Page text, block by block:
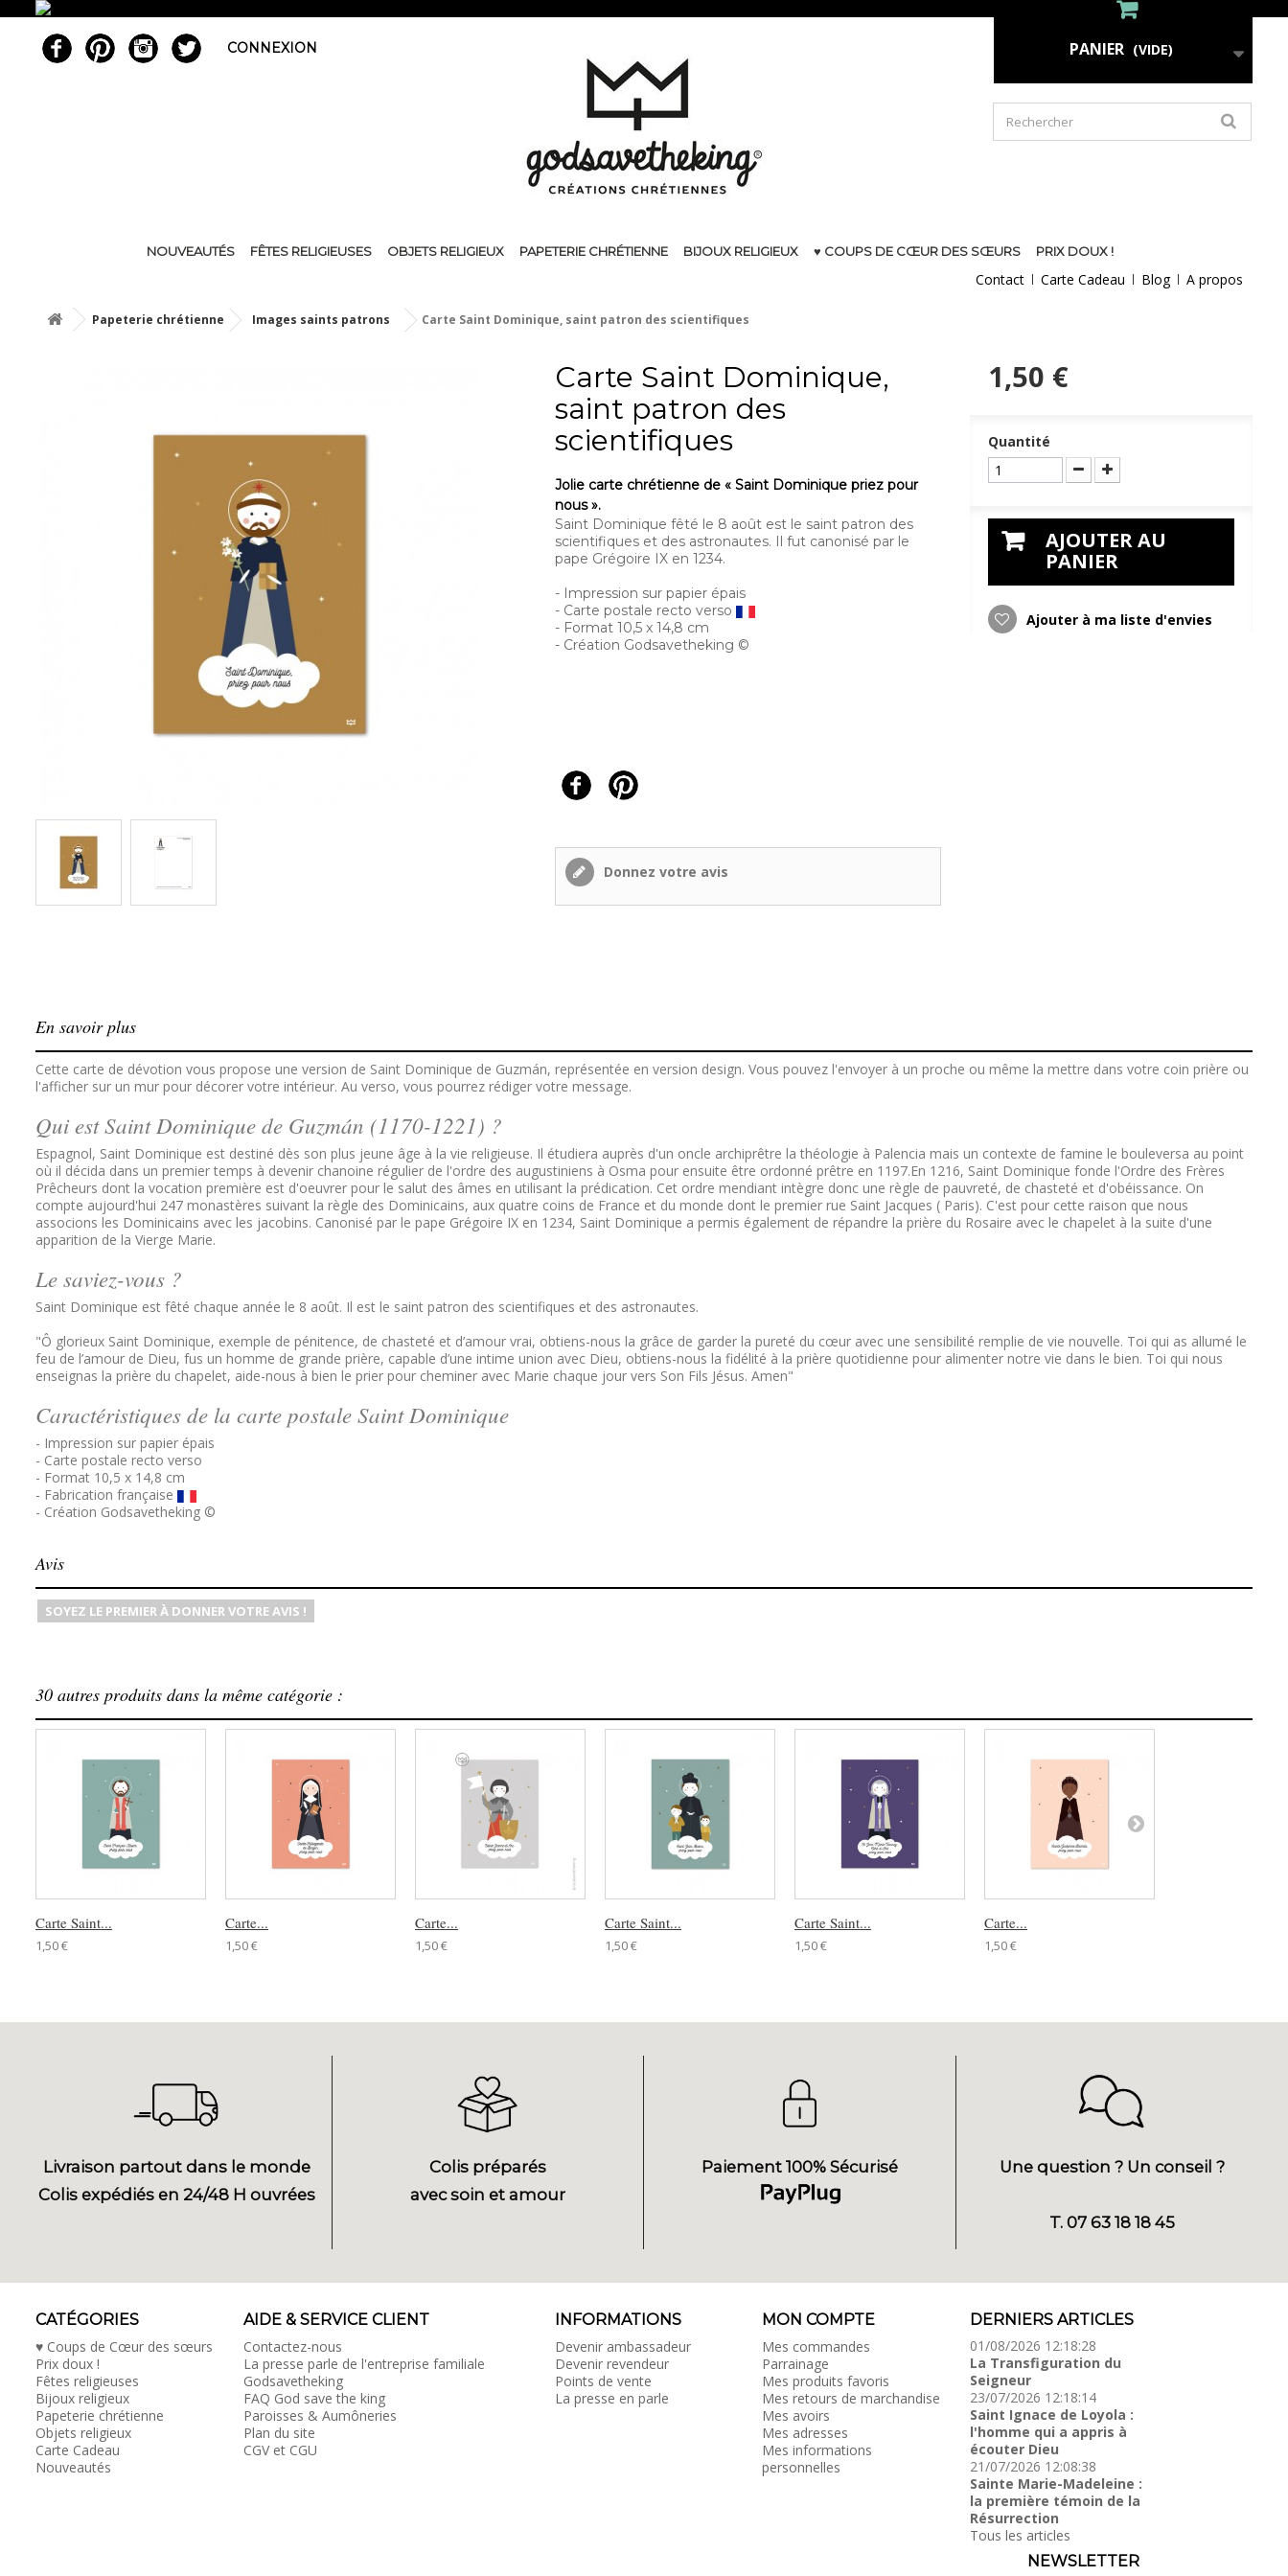
CONNEXION PANIER (VIDE)
NOUVEAUTÉS FÊTES RELIGIEUSES OBJETS RELIGIEUX PAPETERIE CHRÉTIENNE BIJOUX RELIGIEUX ♥ COUPS DE CŒUR DES SŒURS PRIX DOUX !
Contact Carte Cadeau Blog A propos
Papeterie chrétienne Images saints patrons Carte Saint Dominique, saint patron des scientifiques
Carte Saint Dominique,
saint patron des
scientifiques
Jolie carte chrétienne de « Saint Dominique priez pour
nous ».
Saint Dominique fêté le 8 août est le saint patron des
scientifiques et des astronautes. Il fut canonisé par le
pape Grégoire IX en 1234.
- Impression sur papier épais
- Carte postale recto verso
- Format 10,5 x 14,8 cm
- Création Godsavetheking ©
Donnez votre avis
1,50 €
Quantité
AJOUTER AU
PANIER
Ajouter à ma liste d'envies
En savoir plus
Cette carte de dévotion vous propose une version de Saint Dominique de Guzmán, représentée en version design. Vous pouvez l'envoyer à un proche ou même la mettre dans votre coin prière ou
l'afficher sur un mur pour décorer votre intérieur. Au verso, vous pourrez rédiger votre message.
Qui est Saint Dominique de Guzmán (1170-1221) ?
Espagnol, Saint Dominique est destiné dès son plus jeune âge à la vie religieuse. Il étudiera auprès d'un oncle archiprêtre la théologie à Palencia mais un contexte de famine le bouleversa au point
où il décida dans un premier temps à devenir chanoine régulier de l'ordre des augustiniens à Osma pour ensuite être ordonné prêtre en 1197.En 1216, Saint Dominique fonde l'Ordre des Frères
Prêcheurs dont la vocation première est d'oeuvrer pour le salut des âmes en utilisant la prédication. Cet ordre mendiant intègre donc une règle de pauvreté, de chasteté et d'obéissance. On
compte aujourd'hui 247 monastères suivant la règle des Dominicains, aux quatre coins de France et du monde dont le premier rue Saint Jacques ( Paris). C'est pour cette raison que nous
associons les Dominicains avec les jacobins. Canonisé par le pape Grégoire IX en 1234, Saint Dominique a permis également de répandre la prière du Rosaire avec le chapelet à la suite d'une
apparition de la Vierge Marie.
Le saviez-vous ?
Saint Dominique est fêté chaque année le 8 août. Il est le saint patron des scientifiques et des astronautes.
"Ô glorieux Saint Dominique, exemple de pénitence, de chasteté et d’amour vrai, obtiens-nous la grâce de garder la pureté du cœur avec une sensibilité remplie de vie nouvelle. Toi qui as allumé le
feu de l’amour de Dieu, fus un homme de grande prière, capable d’une intime union avec Dieu, obtiens-nous la fidélité à la prière quotidienne pour alimenter notre vie dans le bien. Toi qui nous
enseignas la prière du chapelet, aide-nous à bien le prier pour cheminer avec Marie chaque jour vers Son Fils Jésus. Amen"
Caractéristiques de la carte postale Saint Dominique
- Impression sur papier épais
- Carte postale recto verso
- Format 10,5 x 14,8 cm
- Fabrication française
- Création Godsavetheking ©
Avis
SOYEZ LE PREMIER À DONNER VOTRE AVIS !
30 autres produits dans la même catégorie :
Carte Saint...
1,50 €
Carte...
1,50 €
Carte...
1,50 €
Carte Saint...
1,50 €
Carte Saint...
1,50 €
Carte...
1,50 €
Livraison partout dans le monde
Colis expédiés en 24/48 H ouvrées
Colis préparés
avec soin et amour
Paiement 100% Sécurisé Une question ? Un conseil ?
T. 07 63 18 18 45
CATÉGORIES
♥ Coups de Cœur des sœurs
Prix doux !
Fêtes religieuses
Bijoux religieux
Papeterie chrétienne
Objets religieux
Carte Cadeau
Nouveautés
AIDE & SERVICE CLIENT
Contactez-nous
La presse parle de l'entreprise familiale
Godsavetheking
FAQ God save the king
Paroisses & Aumôneries
Plan du site
CGV et CGU
INFORMATIONS
Devenir ambassadeur
Devenir revendeur
Points de vente
La presse en parle
MON COMPTE
Mes commandes
Parrainage
Mes produits favoris
Mes retours de marchandise
Mes avoirs
Mes adresses
Mes informations
personnelles
DERNIERS ARTICLES
01/08/2026 12:18:28
La Transfiguration du
Seigneur
23/07/2026 12:18:14
Saint Ignace de Loyola :
l'homme qui a appris à
écouter Dieu
21/07/2026 12:08:38
Sainte Marie-Madeleine :
la première témoin de la
Résurrection
Tous les articles
NEWSLETTER